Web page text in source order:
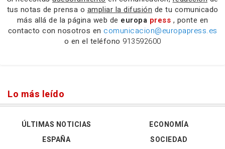
tus notas de prensa o ampliar la difusión de tu comunicado
más allá de la página web de europa press , ponte en
contacto con nosotros en comunicacion@europapress.es
o en el teléfono 913592600
Lo más leído
ÚLTIMAS NOTICIAS
ESPAÑA
ECONOMÍA
SOCIEDAD